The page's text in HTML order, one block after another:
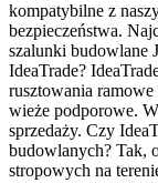
kompatybilne z
bezpieczeństwa.
szalunki budowlane
IdeaTrade?
rusztowania
wieże podporowe.
sprzedaży. Czy
budowlanych? Tak,
stropowych na